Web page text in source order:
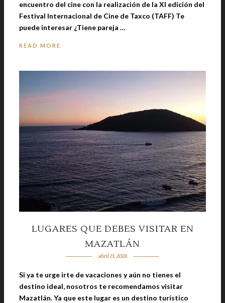
encuentro del cine con la realización de la XI edición del
Festival Internacional de Cine de Taxco (TAFF) Te
puede interesar ¿Tiene pareja …
READ MORE
LUGARES QUE DEBES VISITAR EN
MAZATLÁN
abril 13, 2026
Si ya te urge irte de vacaciones y aún no tienes el
destino ideal, nosotros te recomendamos visitar
Mazatlán. Ya que este lugar es un destino turístico